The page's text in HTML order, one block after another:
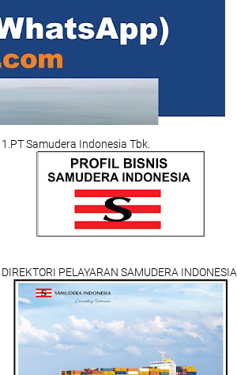
1.PT Samudera Indonesia Tbk.
DIREKTORI PELAYARAN SAMUDERA INDONESIA